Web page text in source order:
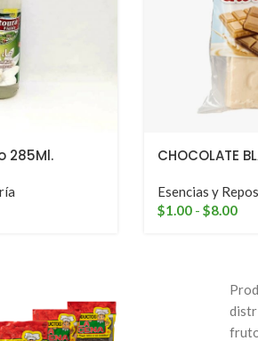
285Ml. CHOCOLATE
Esencias y
$1.00 - $8.00